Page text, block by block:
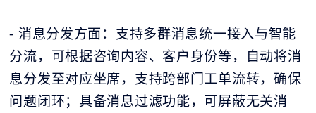
- 消息分发方面：支持多群消息统一接入与智能
分流，可根据咨询内容、客户身份等，自动将消
息分发至对应坐席，支持跨部门工单流转，确保
问题闭环；具备消息过滤功能，可屏蔽无关消